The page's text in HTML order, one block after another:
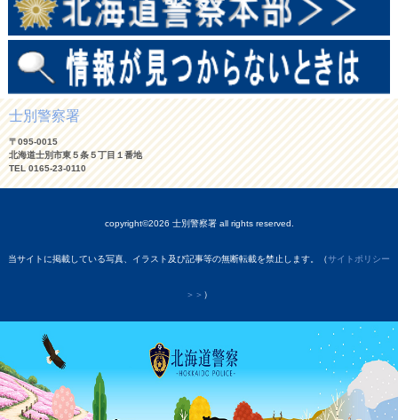
士別警察署
〒095-0015
北海道士別市東５条５丁目１番地
TEL 0165-23-0110
copyright©2026 士別警察署 all rights reserved.
当サイトに掲載している写真、イラスト及び記事等の無断転載を禁止します。（サイトポリシー
＞＞ ）